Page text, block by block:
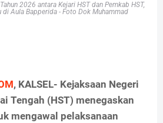
2026 antara Kejari HST dan Pemkab HST,
Aula Bapperida - Foto Dok Muhammad
, KALSEL- Kejaksaan Negeri
Tengah (HST) menegaskan
mengawal pelaksanaan